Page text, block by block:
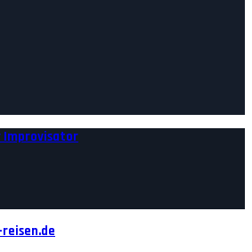
Improvisator